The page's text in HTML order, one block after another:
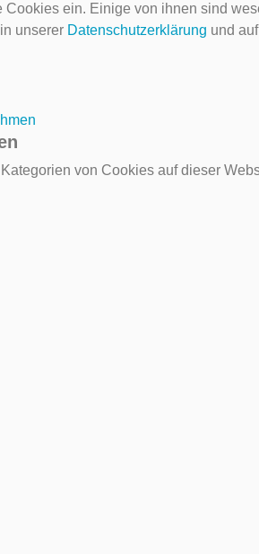
Cookies ein. Einige von ihnen sind
unserer Datenschutzerklärung und
von Cookies auf dieser